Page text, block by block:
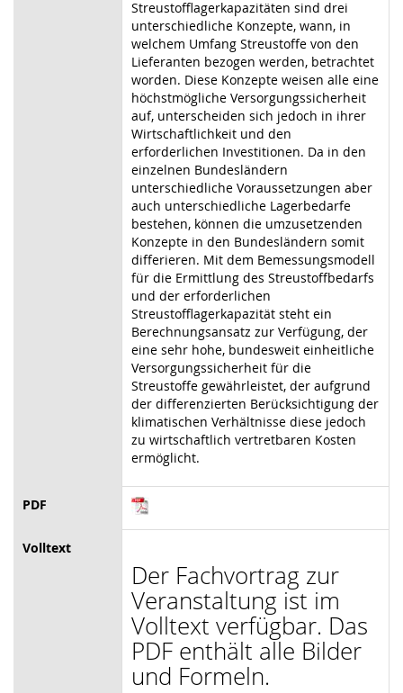
Streustofflagerkapazitäten sind drei
unterschiedliche Konzepte, wann, in
welchem Umfang Streustoffe von den
Lieferanten bezogen werden, betrachtet
worden. Diese Konzepte weisen alle eine
höchstmögliche Versorgungssicherheit
auf, unterscheiden sich jedoch in ihrer
Wirtschaftlichkeit und den
erforderlichen Investitionen. Da in den
einzelnen Bundesländern
unterschiedliche Voraussetzungen aber
auch unterschiedliche Lagerbedarfe
bestehen, können die umzusetzenden
Konzepte in den Bundesländern somit
differieren. Mit dem Bemessungsmodell
für die Ermittlung des Streustoffbedarfs
und der erforderlichen
Streustofflagerkapazität steht ein
Berechnungsansatz zur Verfügung, der
eine sehr hohe, bundesweit einheitliche
Versorgungssicherheit für die
Streustoffe gewährleistet, der aufgrund
der differenzierten Berücksichtigung der
klimatischen Verhältnisse diese jedoch
zu wirtschaftlich vertretbaren Kosten
ermöglicht.
PDF
Volltext
Der Fachvortrag zur
Veranstaltung ist im
Volltext verfügbar. Das
PDF enthält alle Bilder
und Formeln.